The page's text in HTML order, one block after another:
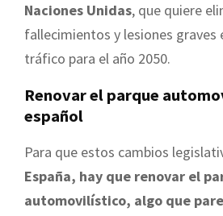
Naciones Unidas, que quiere
fallecimientos y lesiones graves
tráfico para el año 2050.
Renovar el parque
español
Para que estos cambios
España, hay que renovar el
automovilístico, algo que